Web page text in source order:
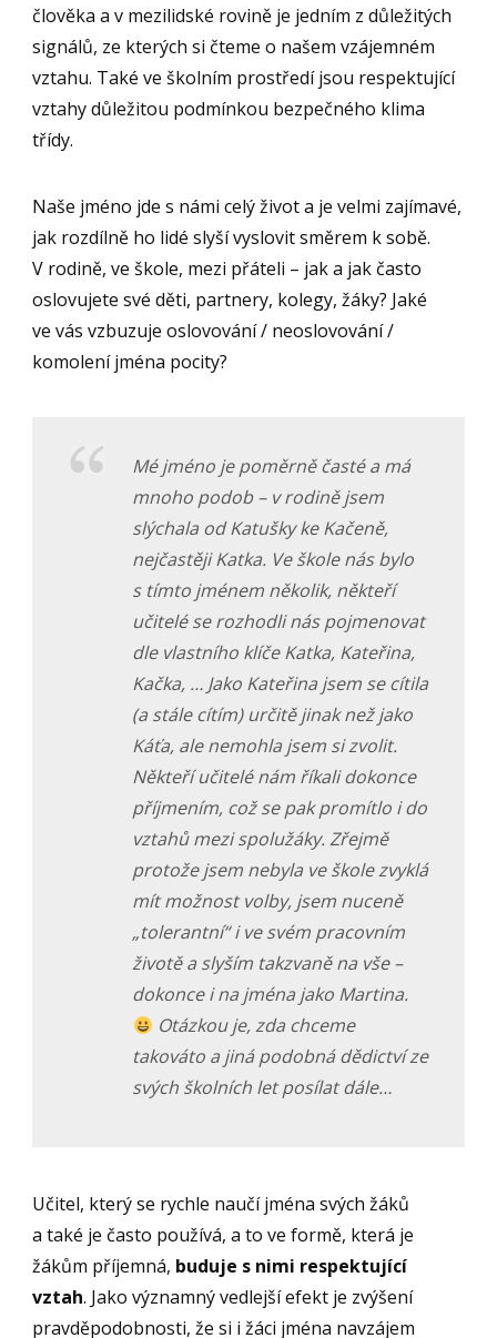
člověka a v mezilidské rovině je jedním z důležitých
signálů, ze kterých si čteme o našem vzájemném
vztahu. Také ve školním prostředí jsou respektující
vztahy důležitou podmínkou bezpečného klima
třídy.
Naše jméno jde s námi celý život a je velmi zajímavé,
jak rozdílně ho lidé slyší vyslovit směrem k sobě.
V rodině, ve škole, mezi přáteli – jak a jak často
oslovujete své děti, partnery, kolegy, žáky? Jaké
ve vás vzbuzuje oslovování / neoslovování /
komolení jména pocity?
Mé jméno je poměrně časté a má
mnoho podob – v rodině jsem
slýchala od Katušky ke Kačeně,
nejčastěji Katka. Ve škole nás bylo
s tímto jménem několik, někteří
učitelé se rozhodli nás pojmenovat
dle vlastního klíče Katka, Kateřina,
Kačka, … Jako Kateřina jsem se cítila
(a stále cítím) určitě jinak než jako
Káťa, ale nemohla jsem si zvolit.
Někteří učitelé nám říkali dokonce
příjmením, což se pak promítlo i do
vztahů mezi spolužáky. Zřejmě
protože jsem nebyla ve škole zvyklá
mít možnost volby, jsem nuceně
„tolerantní“ i ve svém pracovním
životě a slyším takzvaně na vše –
dokonce i na jména jako Martina.
Otázkou je, zda chceme
takováto a jiná podobná dědictví ze
svých školních let posílat dále…
Učitel, který se rychle naučí jména svých žáků
a také je často používá, a to ve formě, která je
žákům příjemná, buduje s nimi respektující
vztah. Jako významný vedlejší efekt je zvýšení
pravděpodobnosti, že si i žáci jména navzájem